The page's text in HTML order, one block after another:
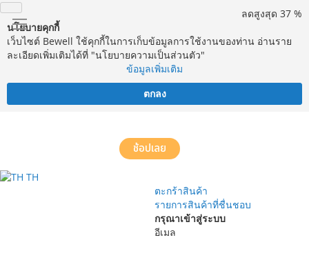
นโยบายคุกกี้
เว็บไซต์ Bewell ใช้คุกกี้ในการเก็บข้อมูลการใช้งานของท่าน อ่านราย
ละเอียดเพิ่มเติมได้ที่ "นโยบายความเป็นส่วนตัว"
ข้อมูลเพิ่มเติม
ตกลง
ช้อปเลย
TH
ตะกร้าสินค้า
รายการสินค้าที่ชื่นชอบ
กรุณาเข้าสู่ระบบ
อีเมล
ลดสูงสุด 37 %